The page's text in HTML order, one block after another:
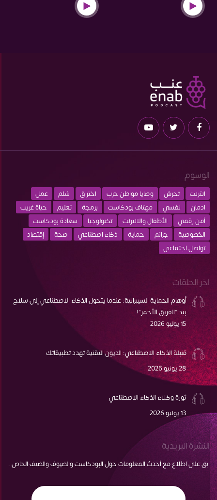
الوسوم
انترنت تحرش وصايا مواطن حرب اختراق سُلم
عمل
ادمان
نفسي مهتاف بودكاست برمجة تعليم
حياة غريب
أمن رقمي
الأطفال والانترنت تكنولوجيا
سعادة بودكاست
الخصوصية
جرائم حماية ذكاء اصطناعي صحة
إقتصاد
تواصل اجتماعي
اخر الحلقات
أوهام الحماية السيبرانية: عندما يتحول الذكاء الاصطناعي إلى سلاح
بيد "الفريق الأحمر"!
15 يوليو 2026
قنبلة الذكاء الاصطناعي: الديون التقنية تهدد تطبيقاتك
28 يونيو 2026
ثورة وكلاء الذكاء الاصطناعي
13 يونيو 2026
النشرة البريدية
ابق على اطلاع مع أحدث المعلومات حول البودكاست والضيوف والضيف الخاص .